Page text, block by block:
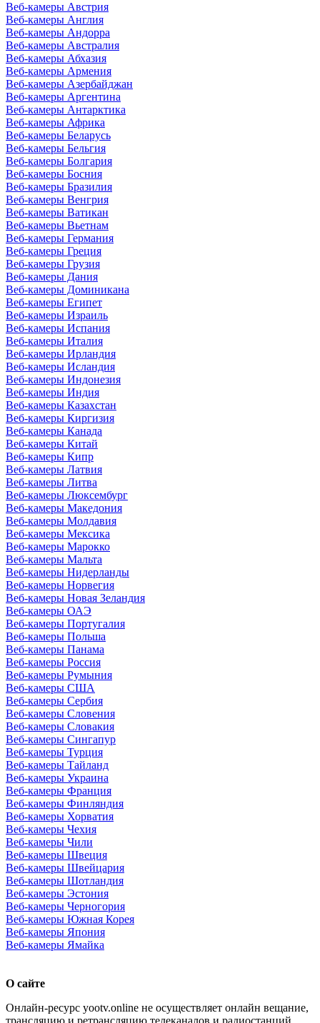
Веб-камеры Австрия
Веб-камеры Англия
Веб-камеры Андорра
Веб-камеры Австралия
Веб-камеры Абхазия
Веб-камеры Армения
Веб-камеры Азербайджан
Веб-камеры Аргентина
Веб-камеры Антарктика
Веб-камеры Африка
Веб-камеры Беларусь
Веб-камеры Бельгия
Веб-камеры Болгария
Веб-камеры Босния
Веб-камеры Бразилия
Веб-камеры Венгрия
Веб-камеры Ватикан
Веб-камеры Вьетнам
Веб-камеры Германия
Веб-камеры Греция
Веб-камеры Грузия
Веб-камеры Дания
Веб-камеры Доминикана
Веб-камеры Египет
Веб-камеры Израиль
Веб-камеры Испания
Веб-камеры Италия
Веб-камеры Ирландия
Веб-камеры Исландия
Веб-камеры Индонезия
Веб-камеры Индия
Веб-камеры Казахстан
Веб-камеры Киргизия
Веб-камеры Канада
Веб-камеры Китай
Веб-камеры Кипр
Веб-камеры Латвия
Веб-камеры Литва
Веб-камеры Люксембург
Веб-камеры Македония
Веб-камеры Молдавия
Веб-камеры Мексика
Веб-камеры Марокко
Веб-камеры Мальта
Веб-камеры Нидерланды
Веб-камеры Норвегия
Веб-камеры Новая Зеландия
Веб-камеры ОАЭ
Веб-камеры Португалия
Веб-камеры Польша
Веб-камеры Панама
Веб-камеры Россия
Веб-камеры Румыния
Веб-камеры США
Веб-камеры Сербия
Веб-камеры Словения
Веб-камеры Словакия
Веб-камеры Сингапур
Веб-камеры Турция
Веб-камеры Тайланд
Веб-камеры Украина
Веб-камеры Франция
Веб-камеры Финляндия
Веб-камеры Хорватия
Веб-камеры Чехия
Веб-камеры Чили
Веб-камеры Швеция
Веб-камеры Швейцария
Веб-камеры Шотландия
Веб-камеры Эстония
Веб-камеры Черногория
Веб-камеры Южная Корея
Веб-камеры Япония
Веб-камеры Ямайка
О сайте
Онлайн-ресурс yootv.online не осуществляет онлайн вещание,